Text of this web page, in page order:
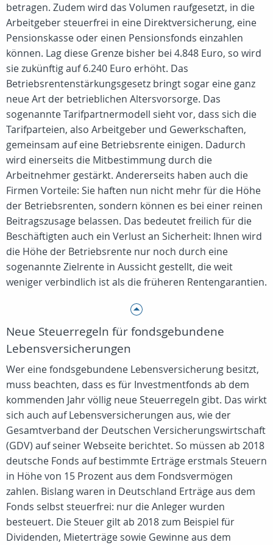
betragen. Zudem wird das Volumen raufgesetzt, in die
Arbeitgeber steuerfrei in eine Direktversicherung, eine
Pensionskasse oder einen Pensionsfonds einzahlen
können. Lag diese Grenze bisher bei 4.848 Euro, so wird
sie zukünftig auf 6.240 Euro erhöht. Das
Betriebsrentenstärkungsgesetz bringt sogar eine ganz
neue Art der betrieblichen Altersvorsorge. Das
sogenannte Tarifpartnermodell sieht vor, dass sich die
Tarifparteien, also Arbeitgeber und Gewerkschaften,
gemeinsam auf eine Betriebsrente einigen. Dadurch
wird einerseits die Mitbestimmung durch die
Arbeitnehmer gestärkt. Andererseits haben auch die
Firmen Vorteile: Sie haften nun nicht mehr für die Höhe
der Betriebsrenten, sondern können es bei einer reinen
Beitragszusage belassen. Das bedeutet freilich für die
Beschäftigten auch ein Verlust an Sicherheit: Ihnen wird
die Höhe der Betriebsrente nur noch durch eine
sogenannte Zielrente in Aussicht gestellt, die weit
weniger verbindlich ist als die früheren Rentengarantien.
Neue Steuerregeln für fondsgebundene
Lebensversicherungen
Wer eine fondsgebundene Lebensversicherung besitzt,
muss beachten, dass es für Investmentfonds ab dem
kommenden Jahr völlig neue Steuerregeln gibt. Das wirkt
sich auch auf Lebensversicherungen aus, wie der
Gesamtverband der Deutschen Versicherungswirtschaft
(GDV) auf seiner Webseite berichtet. So müssen ab 2018
deutsche Fonds auf bestimmte Erträge erstmals Steuern
in Höhe von 15 Prozent aus dem Fondsvermögen
zahlen. Bislang waren in Deutschland Erträge aus dem
Fonds selbst steuerfrei: nur die Anleger wurden
besteuert. Die Steuer gilt ab 2018 zum Beispiel für
Dividenden, Mieterträge sowie Gewinne aus dem